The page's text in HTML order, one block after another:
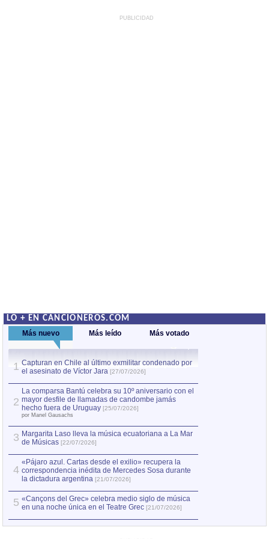
PUBLICIDAD
LO + EN CANCIONEROS.COM
Más nuevo Más leído Más votado
1 Capturan en Chile al último exmilitar condenado por
el asesinato de Víctor Jara [27/07/2026]
2
La comparsa Bantú celebra su 10º aniversario con el
mayor desfile de llamadas de candombe jamás
hecho fuera de Uruguay [25/07/2026]
por Manel Gausachs
3 Margarita Laso lleva la música ecuatoriana a La Mar
de Músicas [22/07/2026]
4
«Pájaro azul. Cartas desde el exilio» recupera la
correspondencia inédita de Mercedes Sosa durante
la dictadura argentina [21/07/2026]
5 «Cançons del Grec» celebra medio siglo de música
en una noche única en el Teatre Grec [21/07/2026]